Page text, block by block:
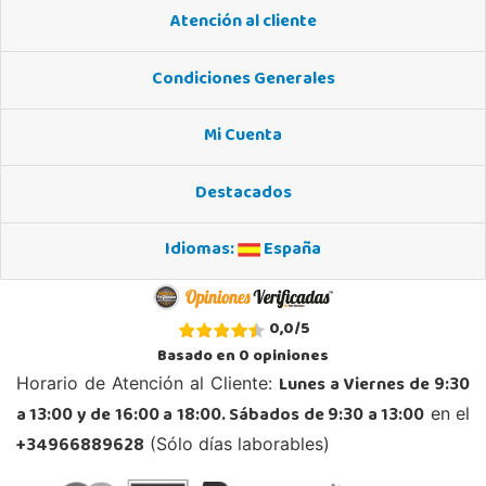
POCAS UNIDADES
03005, Alicante
POCAS UNIDADES
Juguetilandia Andújar
Avda. Roma S/N
23740, Andújar
953 505 004
Localizar Tienda
Atención al cliente
Condiciones Generales
Mi Cuenta
Destacados
Idiomas:
España
0,0/5
Basado en0opiniones
Horario de Atención al Cliente: Lunes a Viernes de 9:30
a 13:00 y de 16:00 a 18:00. Sábados de 9:30 a 13:00 en el
+34966889628 (Sólo días laborables)